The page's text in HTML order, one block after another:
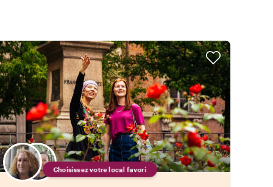
Choisissez votre local favori